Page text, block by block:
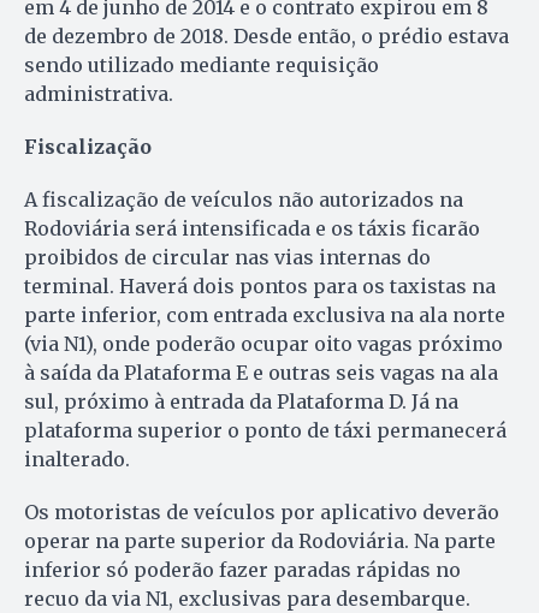
em 4 de junho de 2014 e o contrato expirou em 8
de dezembro de 2018. Desde então, o prédio estava
sendo utilizado mediante requisição
administrativa.
Fiscalização
A fiscalização de veículos não autorizados na
Rodoviária será intensificada e os táxis ficarão
proibidos de circular nas vias internas do
terminal. Haverá dois pontos para os taxistas na
parte inferior, com entrada exclusiva na ala norte
(via N1), onde poderão ocupar oito vagas próximo
à saída da Plataforma E e outras seis vagas na ala
sul, próximo à entrada da Plataforma D. Já na
plataforma superior o ponto de táxi permanecerá
inalterado.
Os motoristas de veículos por aplicativo deverão
operar na parte superior da Rodoviária. Na parte
inferior só poderão fazer paradas rápidas no
recuo da via N1, exclusivas para desembarque.